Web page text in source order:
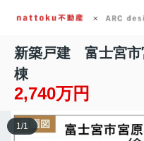
新築戸建 富士宮
棟
2,740万円
1/1